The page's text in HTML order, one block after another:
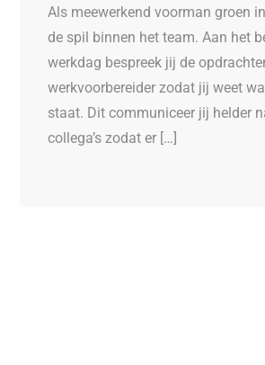
Als meewerkend voorman groen
de spil binnen het team. Aan het
werkdag bespreek jij de
werkvoorbereider zodat jij weet
staat. Dit communiceer jij helder
collega’s zodat er […]